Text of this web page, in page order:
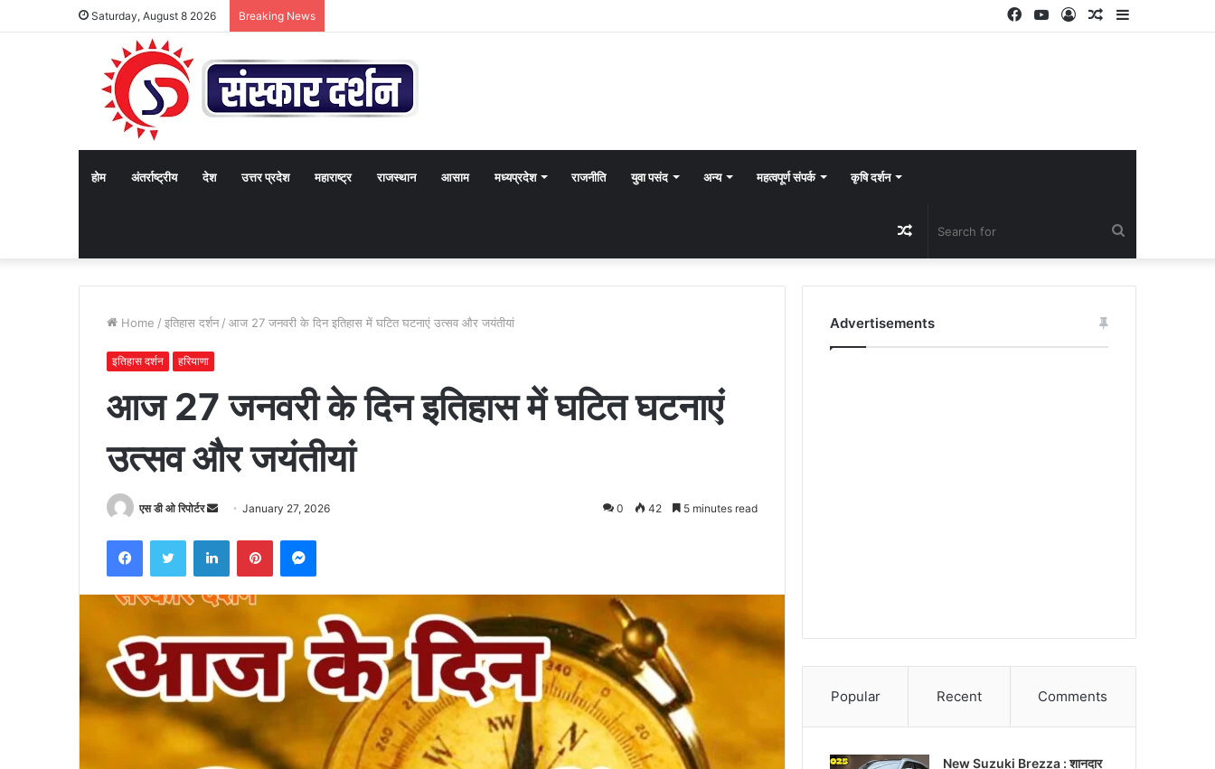
Saturday, August 8 2026 Breaking News Sidebar
Random
Log
YouTube
Facebook
होम अंतर्राष्ट्रीय देश उत्तर प्रदेश महाराष्ट्र राजस्थान आसाम मध्यप्रदेश राजनीति युवा पसंद अन्य महत्वपूर्ण संपर्क कृषि दर्शन
for
Random
Article
Home / इतिहास दर्शन / आज 27 जनवरी के दिन इतिहास में घटित घटनाएं उत्सव और जयंतीयां
इतिहास दर्शन हरियाणा
आज 27 जनवरी के दिन इतिहास में घटित घटनाएं
उत्सव और जयंतीयां
एस डी ओ रिपोर्टर
SendJanuary 27, 2026 0 42 5 minutes read
FacebookTwitter LinkedInPinterestMessenger
Advertisements
Popular Recent Comments
New Suzuki Brezza : शानदार